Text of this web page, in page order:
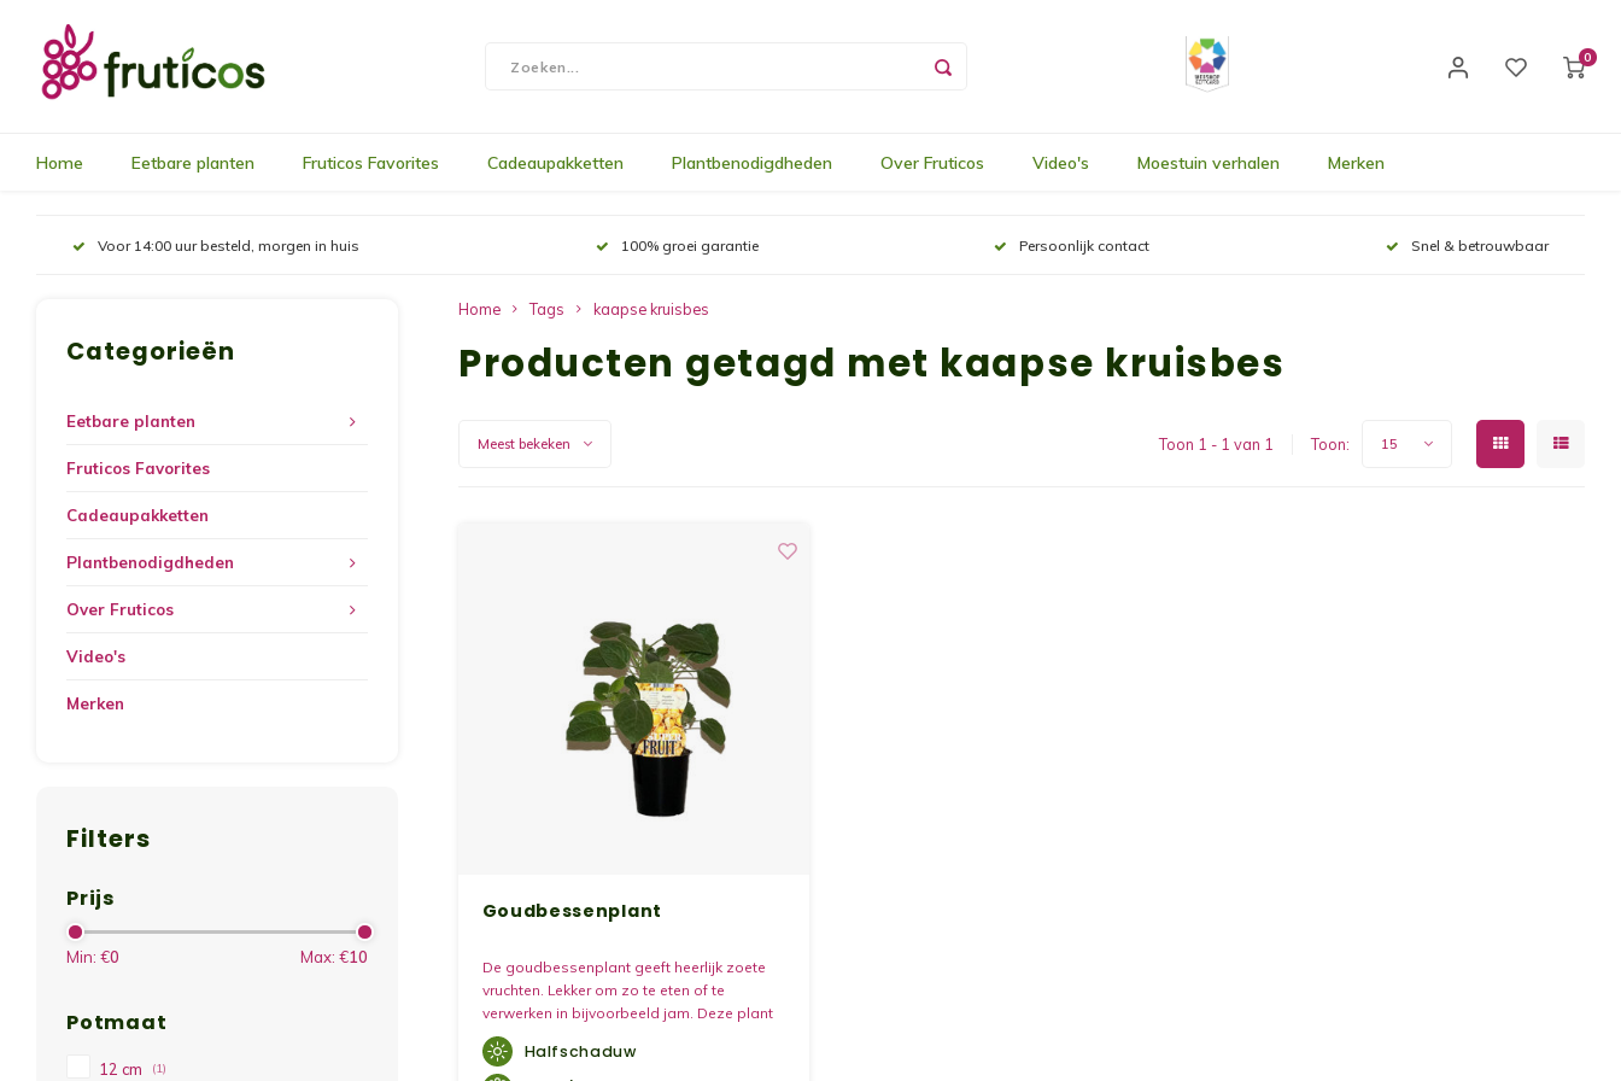
0
Home Eetbare planten Fruticos Favorites Cadeaupakketten Plantbenodigdheden Over Fruticos Video's Moestuin verhalen Merken
Voor 14:00 uur besteld, morgen in huis 100% groei garantie Persoonlijk contact Snel & betrouwbaar
Categorieën
Eetbare planten
Fruticos Favorites
Cadeaupakketten
Plantbenodigdheden
Over Fruticos
Video's
Merken
Filters
Prijs
Min: €0 Max: €10
Potmaat
12 cm (1)
Home Tags kaapse kruisbes
Producten getagd met kaapse kruisbes
Meest bekeken Toon 1 - 1 van 1 Toon: 15
Goudbessenplant
De goudbessenplant geeft heerlijk zoete
vruchten. Lekker om zo te eten of te
verwerken in bijvoorbeeld jam. Deze plant
geeft het eerste jaar al vruchten.
Halfschaduw